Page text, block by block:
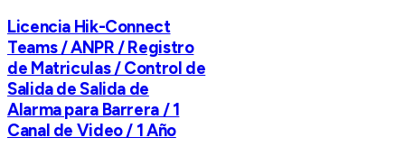
Licencia Hik-Connect
Teams / ANPR / Registro
de Matriculas / Control de
Salida de Salida de
Alarma para Barrera / 1
Canal de Video / 1 Año